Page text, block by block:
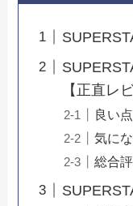
【正直レ
良い
気に
総合